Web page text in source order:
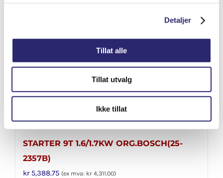
Detaljer
Tillat alle
Tillat utvalg
Ikke tillat
STARTER 9T 1.6/1.7KW ORG.BOSCH(25-
2357B)
kr5,388.75 (ex mva: kr 4,311.00)